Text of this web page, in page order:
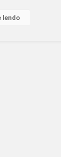
lendo